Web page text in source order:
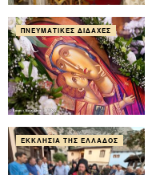
ΠΝΕΥΜΑΤΙΚΈΣ ΔΙΔΑΧΈΣ
ΕΚΚΛΗΣΊΑ ΤΗΣ ΕΛΛΆΔΟΣ